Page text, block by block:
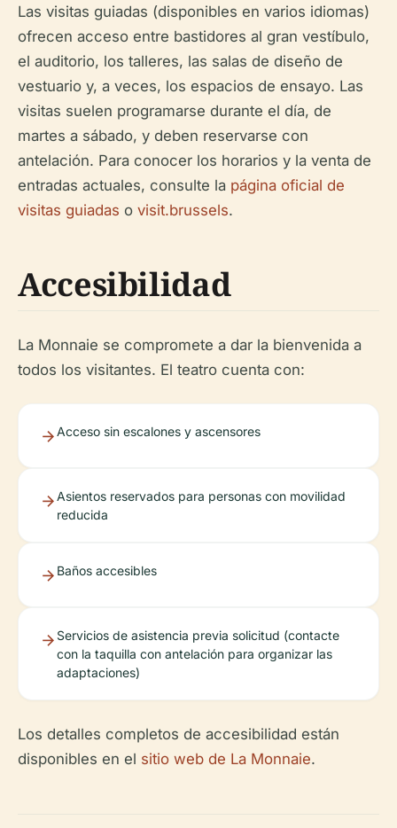
Las visitas guiadas (disponibles en varios idiomas)
ofrecen acceso entre bastidores al gran vestíbulo,
el auditorio, los talleres, las salas de diseño de
vestuario y, a veces, los espacios de ensayo. Las
visitas suelen programarse durante el día, de
martes a sábado, y deben reservarse con
antelación. Para conocer los horarios y la venta de
entradas actuales, consulte la página oficial de
visitas guiadas o visit.brussels.
Accesibilidad
La Monnaie se compromete a dar la bienvenida a
todos los visitantes. El teatro cuenta con:
Acceso sin escalones y ascensores
Asientos reservados para personas con movilidad
reducida
Baños accesibles
Servicios de asistencia previa solicitud (contacte
con la taquilla con antelación para organizar las
adaptaciones)
Los detalles completos de accesibilidad están
disponibles en el sitio web de La Monnaie.